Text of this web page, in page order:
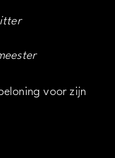
voor zijn